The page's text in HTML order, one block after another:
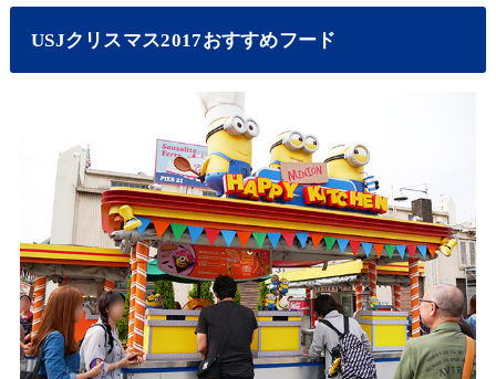
USJクリスマス2017おすすめフード